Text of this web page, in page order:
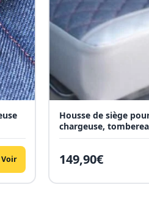
Voir
Housse de siège
chargeuse,
149,90€